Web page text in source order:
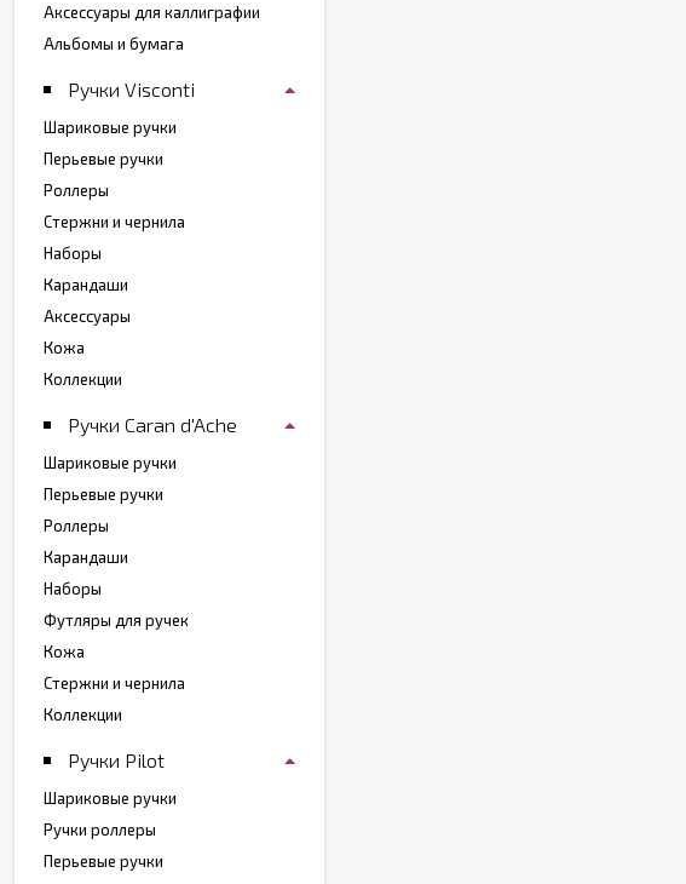
Аксессуары для каллиграфии
Альбомы и бумага
Ручки Visconti
Шариковые ручки
Перьевые ручки
Роллеры
Стержни и чернила
Наборы
Карандаши
Аксессуары
Кожа
Коллекции
Ручки Caran d'Ache
Шариковые ручки
Перьевые ручки
Роллеры
Карандаши
Наборы
Футляры для ручек
Кожа
Стержни и чернила
Коллекции
Ручки Pilot
Шариковые ручки
Ручки роллеры
Перьевые ручки